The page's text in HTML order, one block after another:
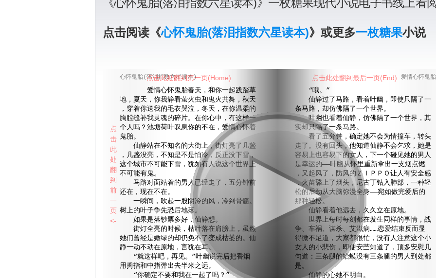
《心怀鬼胎(落泪指数六星读本)》一枚糖果现代小说电子书线上看
点击阅读《心怀鬼胎(落泪指数六星读本)》或更多一枚糖果小说
心怀鬼胎(落泪指数六星读本) 爱情心怀鬼胎
爱情心怀鬼胎春天，和你一起践踏草
地，夏天，你我静看萤火虫和鬼火共舞，秋天
，穿着你送我的毛衣哭泣，冬天，在你温柔的
胸膛缝补我灵魂的碎片。在你心中，有这样一
个人吗？池塘荷叶叹息你的不在，爱情心怀着
鬼胎。
仙静站在不知名的大街上，街灯亮了几盏
，几盏没亮，不知是不是怕冷，反正没下雪，
这个城市不可能下雪，犹如有人说这个世界上
不可能有鬼。
马路对面站着的男人已经走了，五分钟前
还在，现在不在。
一瞬间，吹起一股阴冷的风，冷到骨髓。
树上的叶子争先恐后地落。
如果是落钞票多好，仙静想。
街灯全亮的时候，枯叶落在肩膀上，虽然
她们曾经是嫩绿的却仍免不了变成枯萎的。仙
静一动不动在原地，言犹在耳。
“就这样吧，再见。”叶幽说完后把香烟
用拇指和中指弹出去半米之远。
“你确定不要和我在一起了吗？”
“哦。”
仙静过了马路，看着叶幽，即使只隔了一
条马路，却仿佛隔了一个世界。
叶幽也看着仙静，仿佛隔了一个世界，其
实却只隔了一条马路。
看了五分钟，确定她不会为情撞车，转头
走了。没有回头，他知道仙静不会乞求，她是
容易上也容易下的女人，下一个碰见她的男人
是幸运的——叶幽从怀里重新拿出一支烟点燃
，又起风了，防风的ＺＩＰＰＯ让人有安全感
，火苗舔上了烟头，尼古丁钻入肺部，一种轻
松的后劲从大脑弥漫全身——宛如做完爱后的
那种轻松。
仙静看着他远去，久久立在原地。
世界上每时每刻都在发生同样的事情，战
争、车祸、谋杀、艾滋病……恋爱结束反而显
得微不足道，大家都很忙，没有人注意这个小
女人的小悲伤，即使安苎知道了，顶多安慰几
句道：三条腿的蛤蟆没有三条腿的男人到处都
是。
仙静的心她不明白。
点击此处翻到第一页(Home) 点击此处翻到最后一页(End)
点
击
此
处
翻
到
前
一
页
<-